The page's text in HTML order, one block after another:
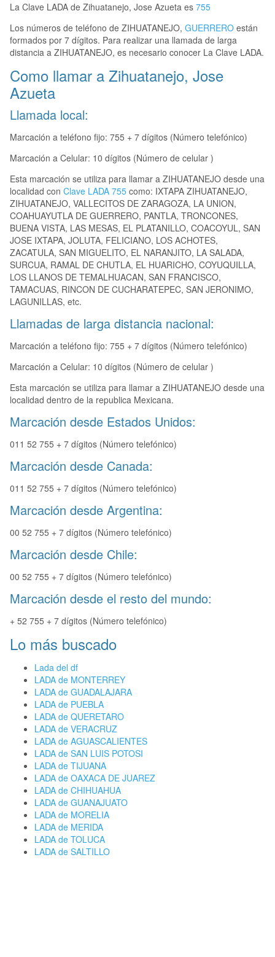
La Clave LADA de Zihuatanejo, Jose Azueta es 755
Los números de teléfono de ZIHUATANEJO, GUERRERO están
formados por 7 dígitos. Para realizar una llamada de larga
distancia a ZIHUATANEJO, es necesario conocer La Clave LADA.
Como llamar a Zihuatanejo, Jose
Azueta
Llamada local:
Marcación a teléfono fijo: 755 + 7 dígitos (Número telefónico)
Marcación a Celular: 10 dígitos (Número de celular )
Esta marcación se utiliza para llamar a ZIHUATANEJO desde una
localidad con Clave LADA 755 como: IXTAPA ZIHUATANEJO,
ZIHUATANEJO, VALLECITOS DE ZARAGOZA, LA UNION,
COAHUAYUTLA DE GUERRERO, PANTLA, TRONCONES,
BUENA VISTA, LAS MESAS, EL PLATANILLO, COACOYUL, SAN
JOSE IXTAPA, JOLUTA, FELICIANO, LOS ACHOTES,
ZACATULA, SAN MIGUELITO, EL NARANJITO, LA SALADA,
SURCUA, RAMAL DE CHUTLA, EL HUARICHO, COYUQUILLA,
LOS LLANOS DE TEMALHUACAN, SAN FRANCISCO,
TAMACUAS, RINCON DE CUCHARATEPEC, SAN JERONIMO,
LAGUNILLAS, etc.
Llamadas de larga distancia nacional:
Marcación a teléfono fijo: 755 + 7 dígitos (Número telefónico)
Marcación a Celular: 10 dígitos (Número de celular )
Esta marcación se utiliza para llamar a ZIHUATANEJO desde una
localidad dentro de la republica Mexicana.
Marcación desde Estados Unidos:
011 52 755 + 7 dígitos (Número telefónico)
Marcación desde Canada:
011 52 755 + 7 dígitos (Número telefónico)
Marcación desde Argentina:
00 52 755 + 7 dígitos (Número telefónico)
Marcación desde Chile:
00 52 755 + 7 dígitos (Número telefónico)
Marcación desde el resto del mundo:
+ 52 755 + 7 dígitos (Número telefónico)
Lo más buscado
Lada del df
LADA de MONTERREY
LADA de GUADALAJARA
LADA de PUEBLA
LADA de QUERETARO
LADA de VERACRUZ
LADA de AGUASCALIENTES
LADA de SAN LUIS POTOSI
LADA de TIJUANA
LADA de OAXACA DE JUAREZ
LADA de CHIHUAHUA
LADA de GUANAJUATO
LADA de MORELIA
LADA de MERIDA
LADA de TOLUCA
LADA de SALTILLO